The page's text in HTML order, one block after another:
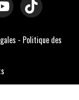
- Politique des